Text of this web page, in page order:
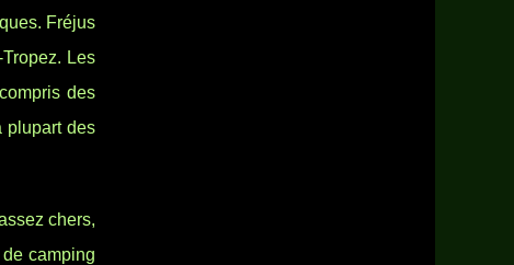
Fréjus
Les
des
plupart des
chers,
camping